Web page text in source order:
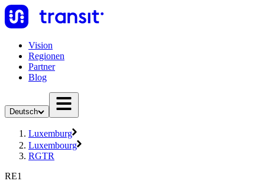
Vision
Regionen
Partner
Blog
Deutsch
Luxemburg
Luxembourg
RGTR
RE1